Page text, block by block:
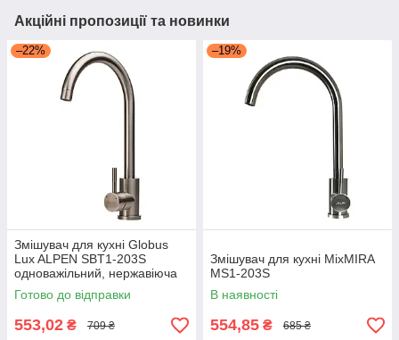
Акційні пропозиції та новинки
–22%
Змішувач для кухні Globus
Lux ALPEN SBT1-203S
одноважільний, нержавіюча
сталь
Готово до відправки
553,02 ₴ 709 ₴
–19%
Змішувач для кухні MixMIRA
MS1-203S
В наявності
554,85 ₴ 685 ₴